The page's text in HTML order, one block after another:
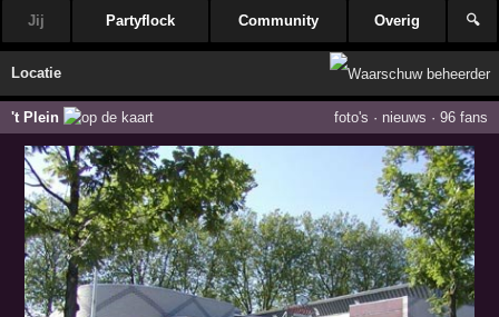
Jij Partyflock Community Overig 🔍
Locatie
't Plein foto's · nieuws · 96 fans